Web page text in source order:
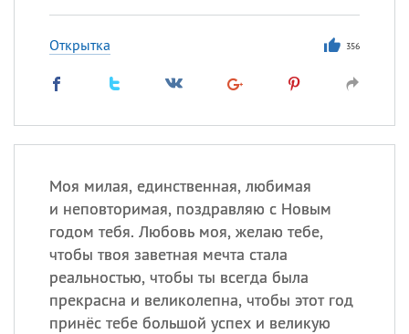
Открытка 356
Моя милая, единственная, любимая
и неповторимая, поздравляю с Новым
годом тебя. Любовь моя, желаю тебе,
чтобы твоя заветная мечта стала
реальностью, чтобы ты всегда была
прекрасна и великолепна, чтобы этот год
принёс тебе большой успех и великую